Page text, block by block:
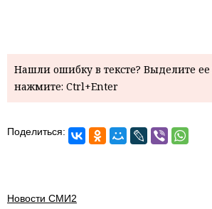
Нашли ошибку в тексте? Выделите
нажмите: Ctrl+Enter
Поделиться:
Новости СМИ2